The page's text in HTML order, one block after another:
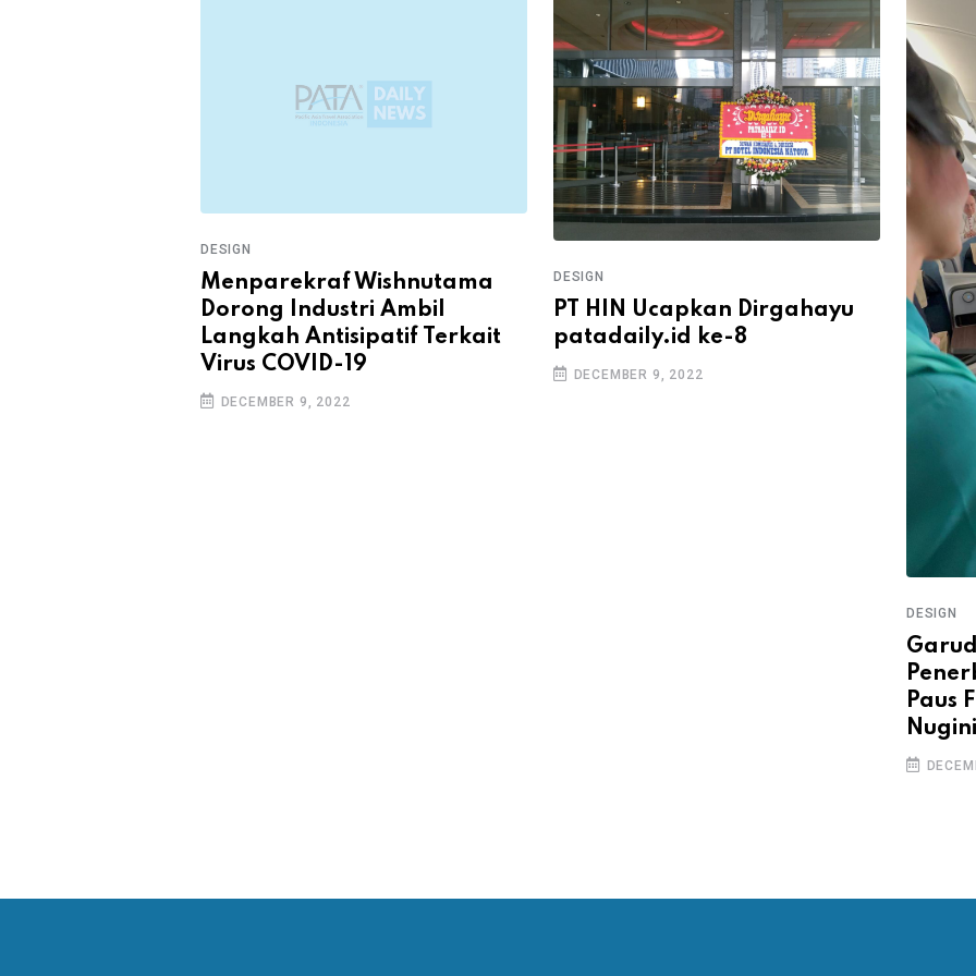
DESIGN
Menparekraf Wishnutama
Dorong Industri Ambil
Langkah Antisipatif Terkait
Virus COVID-19
DECEMBER 9, 2022
DESIGN
PT HIN Ucapkan Dirgahayu
patadaily.id ke-8
DECEMBER 9, 2022
DESIGN
Paus
Nugini